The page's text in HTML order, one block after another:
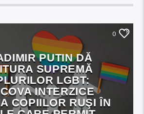
0
PUTIN DĂ
SUPREMĂ
LGBT:
INTERZICE
COPIILOR RUŞI ÎN